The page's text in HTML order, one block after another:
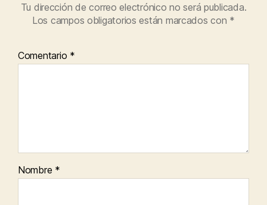
Tu dirección de correo electrónico no será publicada.
Los campos obligatorios están marcados con *
Comentario *
Nombre *